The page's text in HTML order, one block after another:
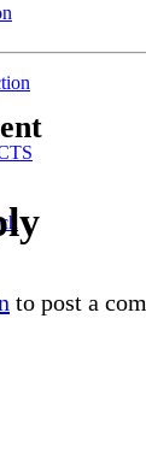
to post a